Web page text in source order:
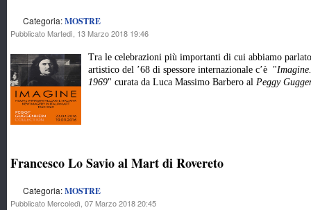
Categoria:MOSTRE
Pubblicato Martedì, 13 Marzo 2018 19:46
Tra le celebrazioni più importanti di cui abbiamo
artistico del ’68 di spessore internazionale c’è "
1969" curata da Luca Massimo Barbero al Peggy
Francesco Lo Savio al Mart di Rovereto
Categoria:MOSTRE
Pubblicato Mercoledì, 07 Marzo 2018 20:45